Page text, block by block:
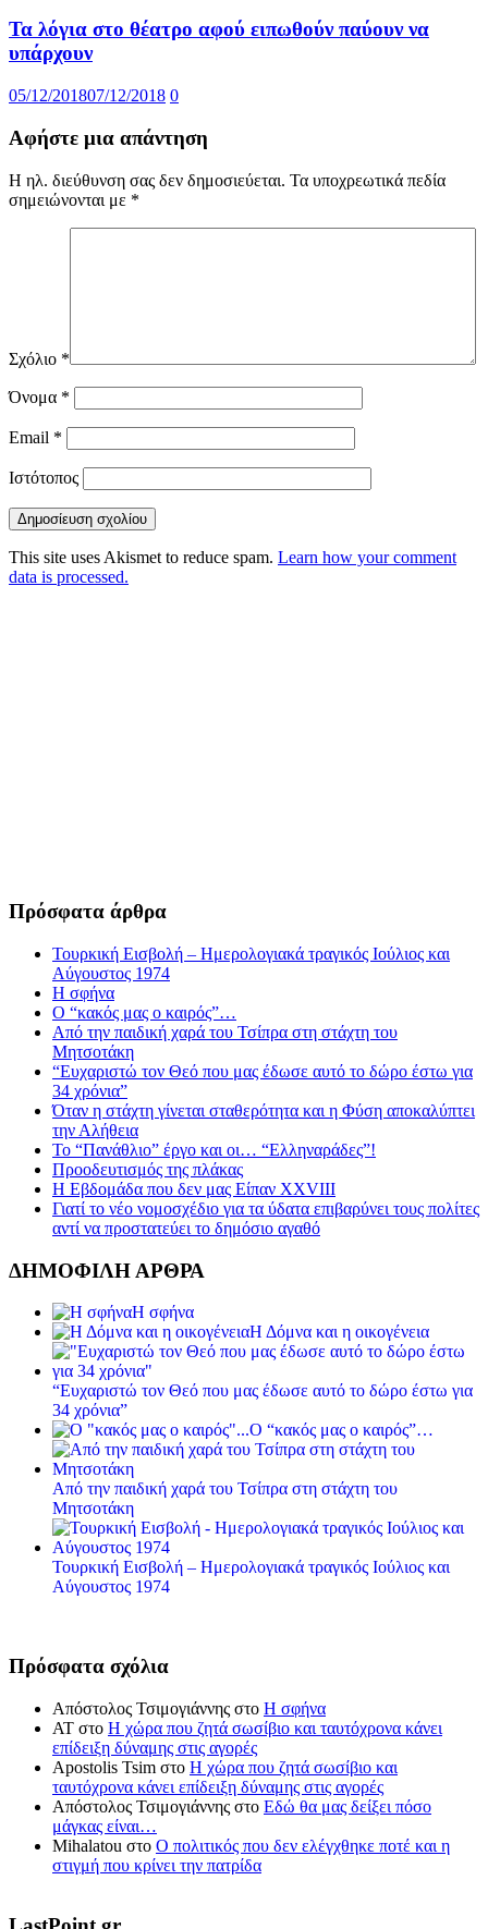
Τα λόγια στο θέατρο αφού ειπωθούν παύουν να
υπάρχουν
05/12/201807/12/2018 0
Αφήστε μια απάντηση
Η ηλ. διεύθυνση σας δεν δημοσιεύεται. Τα υποχρεωτικά πεδία
σημειώνονται με *
Σχόλιο *
Όνομα *
Email *
Ιστότοπος
This site uses Akismet to reduce spam. Learn how your comment
data is processed.
Πρόσφατα άρθρα
Τουρκική Εισβολή – Ημερολογιακά τραγικός Ιούλιος και
Αύγουστος 1974
Η σφήνα
Ο “κακός μας ο καιρός”…
Από την παιδική χαρά του Τσίπρα στη στάχτη του
Μητσοτάκη
“Ευχαριστώ τον Θεό που μας έδωσε αυτό το δώρο έστω για
34 χρόνια”
Όταν η στάχτη γίνεται σταθερότητα και η Φύση αποκαλύπτει
την Αλήθεια
Το “Πανάθλιο” έργο και οι… “Ελληναράδες”!
Προοδευτισμός της πλάκας
Η Εβδομάδα που δεν μας Είπαν XXVIII
Γιατί το νέο νομοσχέδιο για τα ύδατα επιβαρύνει τους πολίτες
αντί να προστατεύει το δημόσιο αγαθό
ΔΗΜΟΦΙΛΗ ΑΡΘΡΑ
Η σφήνα
Η Δόμνα και η οικογένεια
“Ευχαριστώ τον Θεό που μας έδωσε αυτό το δώρο έστω για
34 χρόνια”
Ο “κακός μας ο καιρός”…
Από την παιδική χαρά του Τσίπρα στη στάχτη του
Μητσοτάκη
Τουρκική Εισβολή – Ημερολογιακά τραγικός Ιούλιος και
Αύγουστος 1974
Πρόσφατα σχόλια
Απόστολος Τσιμογιάννης στο Η σφήνα
ΑΤ στο Η χώρα που ζητά σωσίβιο και ταυτόχρονα κάνει
επίδειξη δύναμης στις αγορές
Apostolis Tsim στο Η χώρα που ζητά σωσίβιο και
ταυτόχρονα κάνει επίδειξη δύναμης στις αγορές
Απόστολος Τσιμογιάννης στο Εδώ θα μας δείξει πόσο
μάγκας είναι…
Mihalatou στο Ο πολιτικός που δεν ελέγχθηκε ποτέ και η
στιγμή που κρίνει την πατρίδα